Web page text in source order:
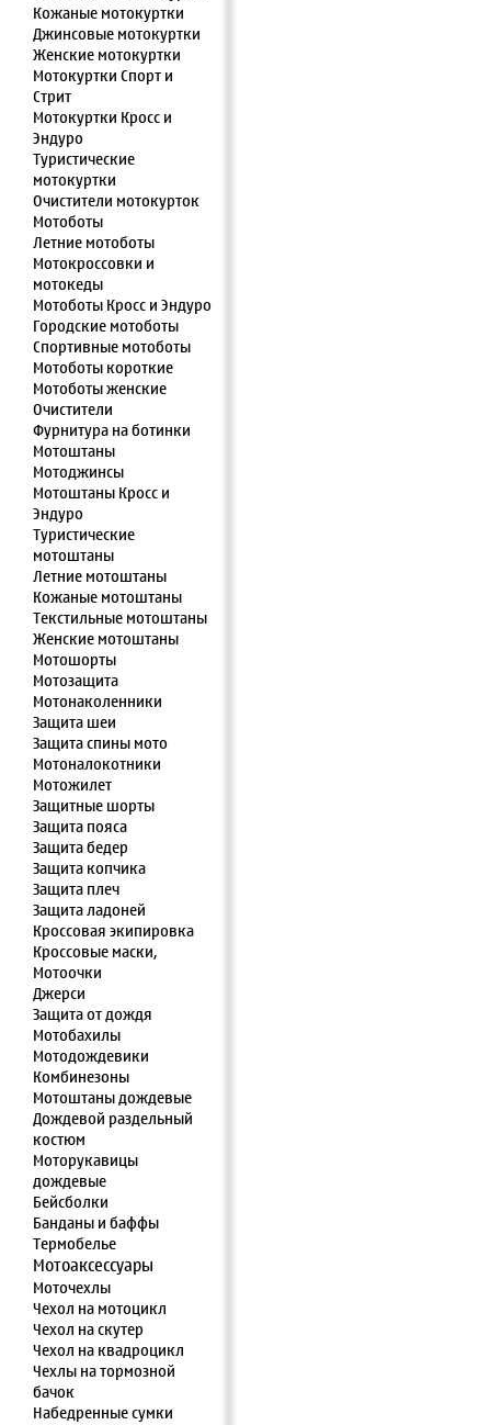
Кожаные мотокуртки
Джинсовые мотокуртки
Женские мотокуртки
Мотокуртки Спорт и
Стрит
Мотокуртки Кросс и
Эндуро
Туристические
мотокуртки
Очистители мотокурток
Мотоботы
Летние мотоботы
Мотокроссовки и
мотокеды
Мотоботы Кросс и Эндуро
Городские мотоботы
Спортивные мотоботы
Мотоботы короткие
Мотоботы женские
Очистители
Фурнитура на ботинки
Мотоштаны
Мотоджинсы
Мотоштаны Кросс и
Эндуро
Туристические
мотоштаны
Летние мотоштаны
Кожаные мотоштаны
Текстильные мотоштаны
Женские мотоштаны
Мотошорты
Мотозащита
Мотонаколенники
Защита шеи
Защита спины мото
Мотоналокотники
Мотожилет
Защитные шорты
Защита пояса
Защита бедер
Защита копчика
Защита плеч
Защита ладоней
Кроссовая экипировка
Кроссовые маски,
Мотоочки
Джерси
Защита от дождя
Мотобахилы
Мотодождевики
Комбинезоны
Мотоштаны дождевые
Дождевой раздельный
костюм
Моторукавицы
дождевые
Бейсболки
Банданы и баффы
Термобелье
Мотоаксессуары
Моточехлы
Чехол на мотоцикл
Чехол на скутер
Чехол на квадроцикл
Чехлы на тормозной
бачок
Набедренные сумки